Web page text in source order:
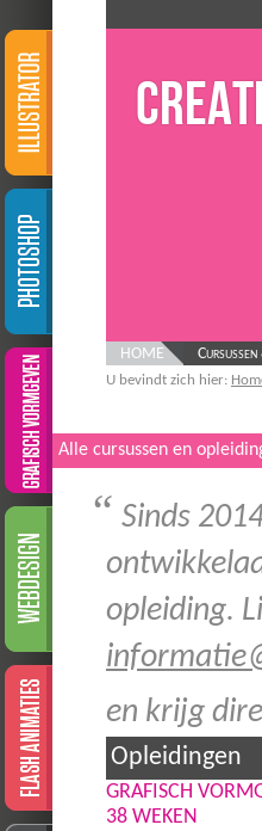
HOME
U bevindt zich hier:
Alle cursussen en
“ Sinds
opleiding.
en krijg
Opleidingen
GRAFISCH
38 WEKEN